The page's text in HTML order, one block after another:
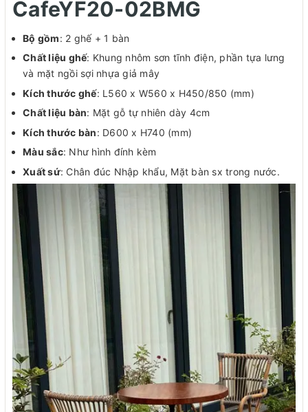
CafeYF20-02BMG
Bộ gồm: 2 ghế + 1 bàn
Chất liệu ghế: Khung nhôm sơn tĩnh điện, phần tựa lưng
và mặt ngồi sợi nhựa giả mây
Kích thước ghế: L560 x W560 x H450/850 (mm)
Chất liệu bàn: Mặt gỗ tự nhiên dày 4cm
Kích thước bàn: D600 x H740 (mm)
Màu sắc: Như hình đính kèm
Xuất sứ: Chân đúc Nhập khẩu, Mặt bàn sx trong nước.